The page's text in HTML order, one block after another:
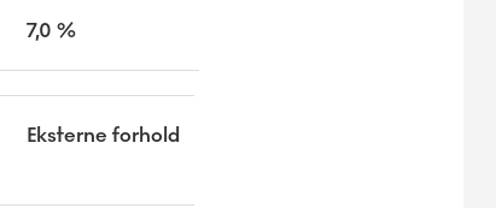
7,0 %
Eksterne forhold